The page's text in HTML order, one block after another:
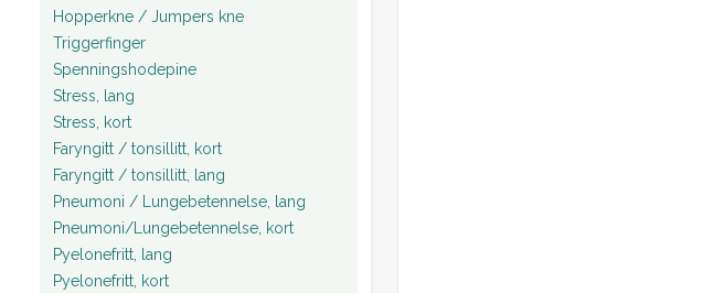
Hopperkne / Jumpers kne
Triggerfinger
Spenningshodepine
Stress, lang
Stress, kort
Faryngitt / tonsillitt, kort
Faryngitt / tonsillitt, lang
Pneumoni / Lungebetennelse, lang
Pneumoni/Lungebetennelse, kort
Pyelonefritt, lang
Pyelonefritt, kort